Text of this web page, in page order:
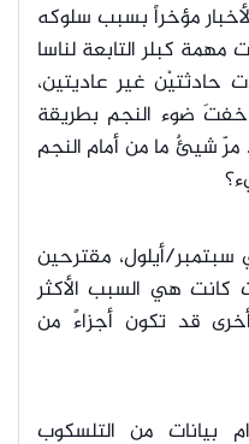
مؤخراً بسبب سلوكه
مهمة كبلر التابعة لناسا
حادثتيْن غير عاديتين،
و2013، عندما خفتَ ضوء النجم بطريقة
شيئٌ ما من أمام النجم
سبتمبر/أيلول، مقترحين
كانت هي السبب الأكثر
أخرى قد تكون أجزاءً من
بيانات من التلسكوب